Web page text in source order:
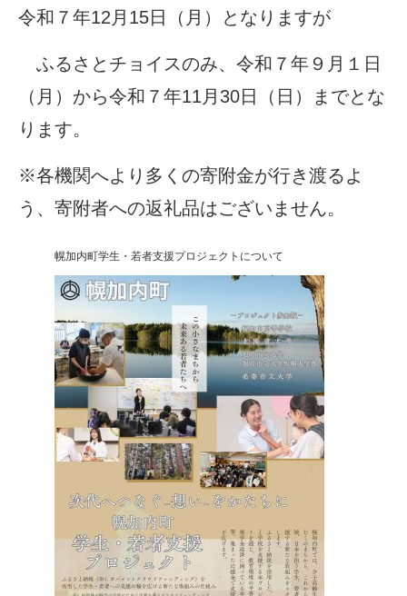
令和７年12月15日（月）となりますが
ふるさとチョイスのみ、令和７年９月１日
（月）から令和７年11月30日（日）までとな
ります。
※各機関へより多くの寄附金が行き渡るよ
う、寄附者への返礼品はございません。
幌加内町学生・若者支援プロジェクトについて